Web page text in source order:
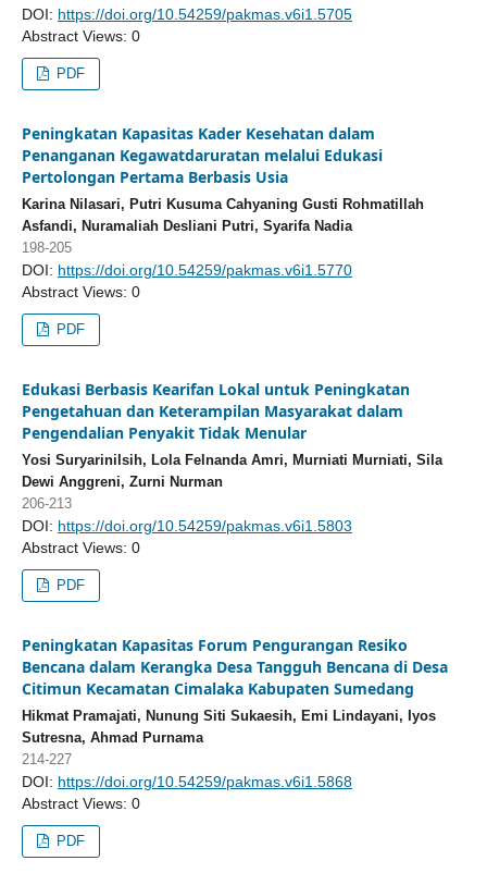
DOI: https://doi.org/10.54259/pakmas.v6i1.5705
Abstract Views: 0
PDF
Peningkatan Kapasitas Kader Kesehatan dalam
Penanganan Kegawatdaruratan melalui Edukasi
Pertolongan Pertama Berbasis Usia
Karina Nilasari, Putri Kusuma Cahyaning Gusti Rohmatillah
Asfandi, Nuramaliah Desliani Putri, Syarifa Nadia
198-205
DOI: https://doi.org/10.54259/pakmas.v6i1.5770
Abstract Views: 0
PDF
Edukasi Berbasis Kearifan Lokal untuk Peningkatan
Pengetahuan dan Keterampilan Masyarakat dalam
Pengendalian Penyakit Tidak Menular
Yosi Suryarinilsih, Lola Felnanda Amri, Murniati Murniati, Sila
Dewi Anggreni, Zurni Nurman
206-213
DOI: https://doi.org/10.54259/pakmas.v6i1.5803
Abstract Views: 0
PDF
Peningkatan Kapasitas Forum Pengurangan Resiko
Bencana dalam Kerangka Desa Tangguh Bencana di Desa
Citimun Kecamatan Cimalaka Kabupaten Sumedang
Hikmat Pramajati, Nunung Siti Sukaesih, Emi Lindayani, Iyos
Sutresna, Ahmad Purnama
214-227
DOI: https://doi.org/10.54259/pakmas.v6i1.5868
Abstract Views: 0
PDF